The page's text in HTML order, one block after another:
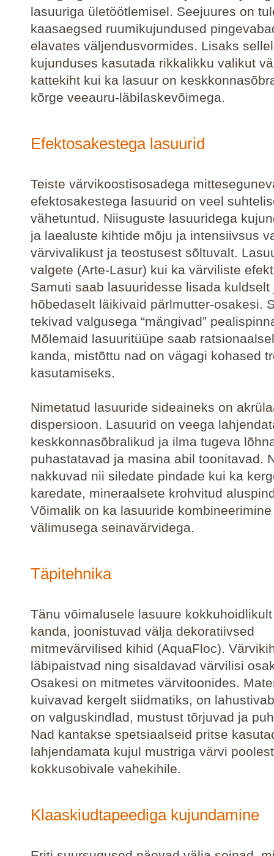
lasuuriga ületöötlemisel. Seejuures on
kaasaegsed ruumikujundused
elavates väljendusvormides. Lisaks
kujunduses kasutada rikkalikku valikut
kattekiht kui ka lasuur on
kõrge veeauru-läbilaskevõimega.
Efektosakestega lasuurid
Teiste värvikoostisosadega
efektosakestega lasuurid on veel
vähetuntud. Niisuguste lasuuridega
ja laealuste kihtide mõju ja intensiivsus
värvivalikust ja teostusest sõltuvalt.
valgete (Arte-Lasur) kui ka värviliste
Samuti saab lasuuridesse lisada kuldselt
hõbedaselt läikivaid pärlmutter-osakesi.
tekivad valgusega “mängivad”
Mõlemaid lasuuritüüpe saab
kanda, mistõttu nad on vägagi kohased
kasutamiseks.
Nimetatud lasuuride sideaineks on
dispersioon. Lasuurid on veega
keskkonnasõbralikud ja ilma tugeva
puhastatavad ja masina abil toonitavad.
nakkuvad nii siledate pindade kui ka
karedate, mineraalsete krohvitud
Võimalik on ka lasuuride
välimusega seinavärvidega.
Täpitehnika
Tänu võimalusele lasuure
kanda, joonistuvad välja dekoratiivsed
mitmevärvilised kihid (AquaFloc).
läbipaistvad ning sisaldavad värvilisi
Osakesi on mitmetes värvitoonides.
kuivavad kergelt siidmatiks, on
on valguskindlad, mustust tõrjuvad ja
Nad kantakse spetsiaalseid pritse
lahjendamata kujul mustriga värvi poolest
kokkusobivale vahekihile.
Klaaskiudtapeediga kujundamine